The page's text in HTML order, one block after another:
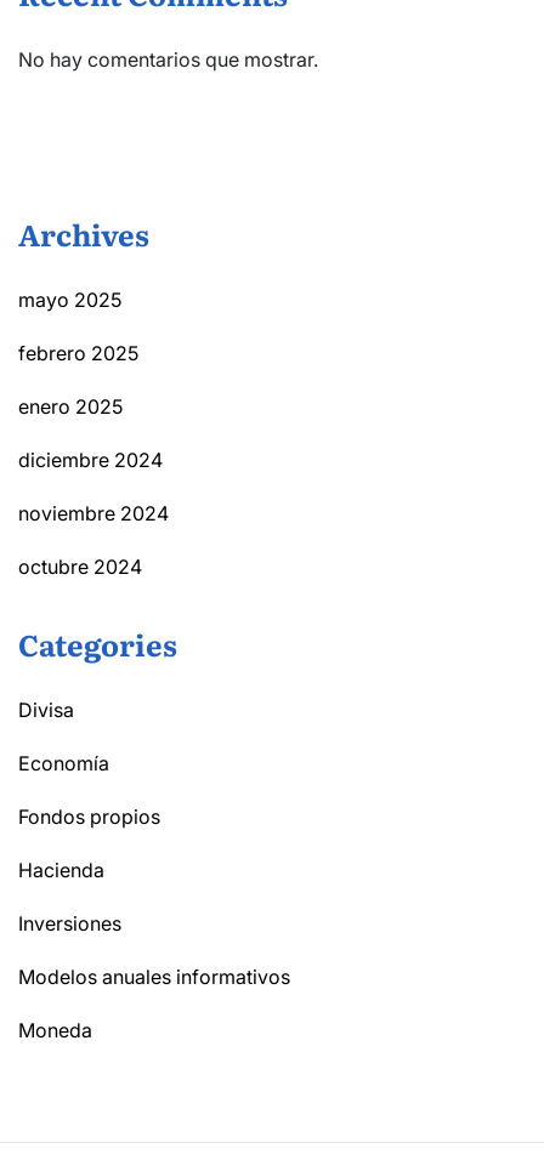
No hay comentarios que mostrar.
Archives
mayo 2025
febrero 2025
enero 2025
diciembre 2024
noviembre 2024
octubre 2024
Categories
Divisa
Economía
Fondos propios
Hacienda
Inversiones
Modelos anuales informativos
Moneda